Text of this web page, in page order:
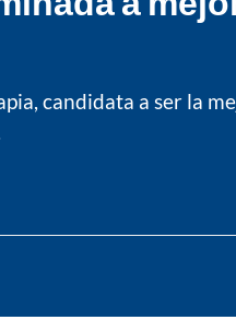
candidata a ser la